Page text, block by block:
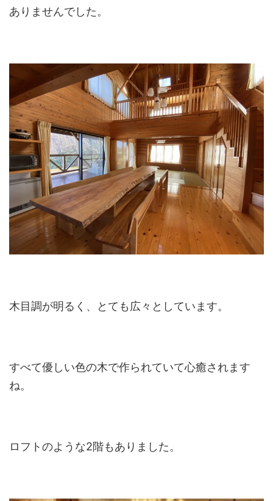
ありませんでした。
木目調が明るく、とても広々としています。
すべて優しい色の木で作られていて心癒されます
ね。
ロフトのような2階もありました。